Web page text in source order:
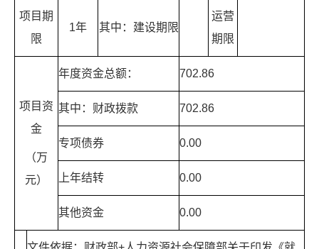
项目期
限
1年 其中：建设期限
运营
期限
项目资
金
（万
元）
年度资金总额： 702.86
其中：财政拨款 702.86
专项债券 0.00
上年结转 0.00
其他资金 0.00